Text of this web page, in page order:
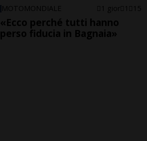
MOTOMONDIALE 1 gior 1 15
«Ecco perché tutti hanno
perso fiducia in Bagnaia»